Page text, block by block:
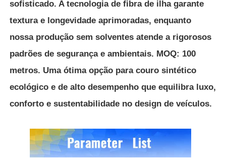
Material Eco Suede
Tela da camurça
Imitação de camarão
Couro Alcantara
sofisticado. A tecnologia de fibra de ilha garante
textura e longevidade aprimoradas, enquanto
nossa produção sem solventes atende a rigorosos
padrões de segurança e ambientais. MOQ: 100
metros. Uma ótima opção para couro sintético
ecológico e de alto desempenho que equilibra luxo,
conforto e sustentabilidade no design de veículos.